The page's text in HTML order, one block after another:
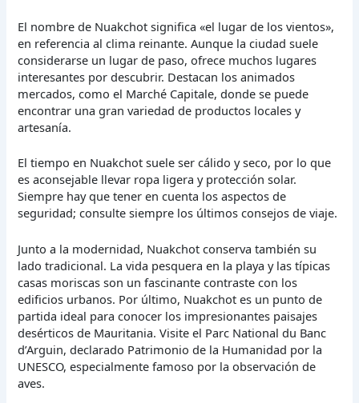
El nombre de Nuakchot significa «el lugar de los vientos»,
en referencia al clima reinante. Aunque la ciudad suele
considerarse un lugar de paso, ofrece muchos lugares
interesantes por descubrir. Destacan los animados
mercados, como el Marché Capitale, donde se puede
encontrar una gran variedad de productos locales y
artesanía.
El tiempo en Nuakchot suele ser cálido y seco, por lo que
es aconsejable llevar ropa ligera y protección solar.
Siempre hay que tener en cuenta los aspectos de
seguridad; consulte siempre los últimos consejos de viaje.
Junto a la modernidad, Nuakchot conserva también su
lado tradicional. La vida pesquera en la playa y las típicas
casas moriscas son un fascinante contraste con los
edificios urbanos. Por último, Nuakchot es un punto de
partida ideal para conocer los impresionantes paisajes
desérticos de Mauritania. Visite el Parc National du Banc
d’Arguin, declarado Patrimonio de la Humanidad por la
UNESCO, especialmente famoso por la observación de
aves.